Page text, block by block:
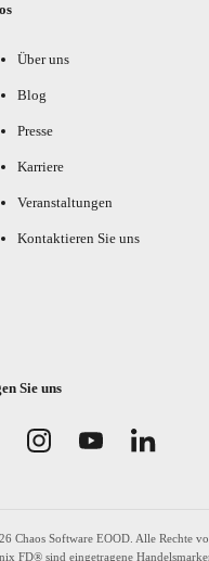
Über uns
Blog
Presse
Karriere
Veranstaltungen
Kontaktieren Sie uns
Sie uns
Chaos Software EOOD. Alle Rechte
FD® sind eingetragene